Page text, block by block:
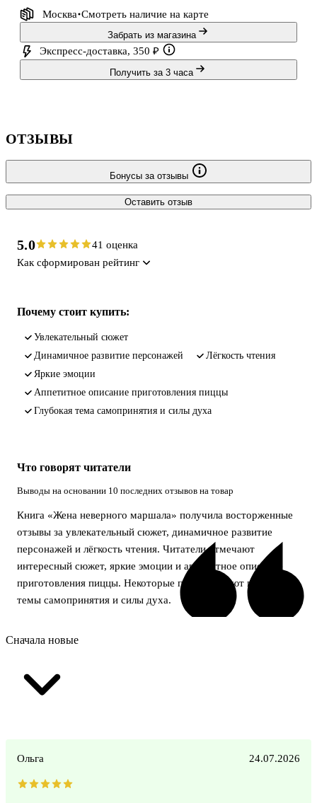
Москва Смотреть наличие на карте
Забрать из магазина
Экспресс-доставка, 350 ₽
Получить за 3 часа
ОТЗЫВЫ
Бонусы за отзывы
Оставить отзыв
5.0
41 оценка
Как сформирован рейтинг
Почему стоит купить:
увлекательный сюжет
динамичное развитие персонажей
лёгкость чтения
яркие эмоции
аппетитное описание приготовления пиццы
глубокая тема самопринятия и силы духа
Что говорят читатели
Выводы на основании 10 последних отзывов на товар
Книга «Жена неверного маршала» получила восторженные
отзывы за увлекательный сюжет, динамичное развитие
персонажей и лёгкость чтения. Читатели отмечают
интересный сюжет, яркие эмоции и аппетитное описание
приготовления пиццы. Некоторые подчёркивают глубину
темы самопринятия и силы духа.
Сначала новые
Ольга 24.07.2026